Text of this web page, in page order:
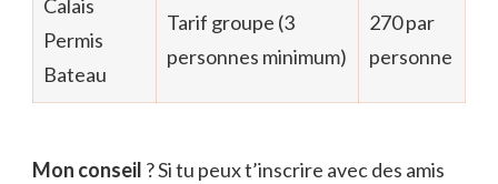
Calais
Permis
Bateau
Tarif groupe (3
personnes minimum)
270 par
personne
Mon conseil ? Si tu peux t’inscrire avec des amis